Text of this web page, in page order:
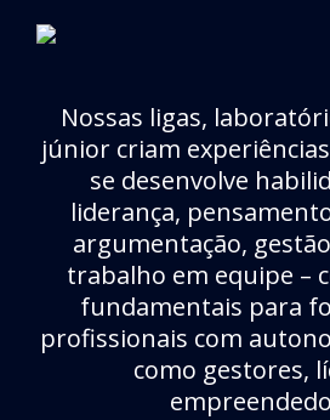
Nossas ligas,
júnior criam
se desenvolve
liderança,
argumentação,
trabalho em equipe –
fundamentais para
profissionais com
como gestores,